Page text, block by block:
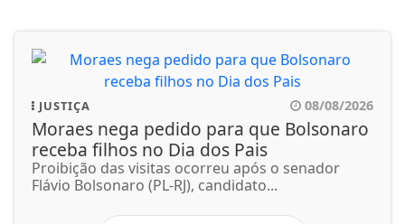
JUSTIÇA 08/08/2026
Moraes nega pedido para que Bolsonaro
receba filhos no Dia dos Pais
Proibição das visitas ocorreu após o senador
Flávio Bolsonaro (PL-RJ), candidato...